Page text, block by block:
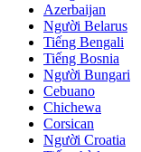
Azerbaijan
Người Belarus
Tiếng Bengali
Tiếng Bosnia
Người Bungari
Cebuano
Chichewa
Corsican
Người Croatia